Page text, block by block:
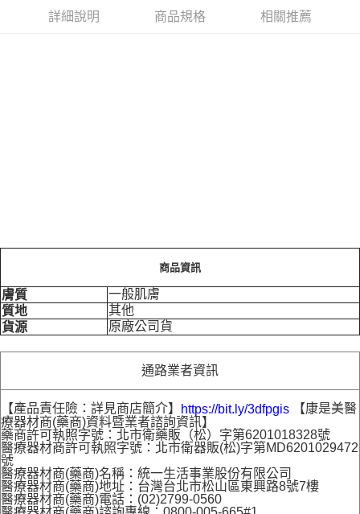
詳細說明 商品規格 相關推薦
商品資訊
膚質
一般肌膚
質地
其他
貨源
原廠公司貨
通路業者資訊
【產品責任險：詳見商店簡介】 https://bit.ly/3dfpgis 【康是美醫
療器材商(藥商)資料暨業者諮詢資訊】
藥商許可執照字號：北市衛藥販（松）字第6201018328號
醫療器材商許可執照字號：北市衛器販(松)字第MD6201029472
號
醫療器材商(藥商)名稱：統一生活事業股份有限公司
醫療器材商(藥商)地址：台灣台北市松山區東興路8號7樓
醫療器材商(藥商)電話：(02)2799-0560